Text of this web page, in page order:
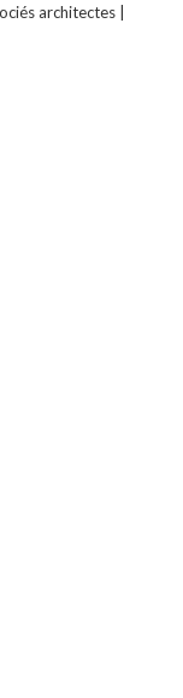
architectes |